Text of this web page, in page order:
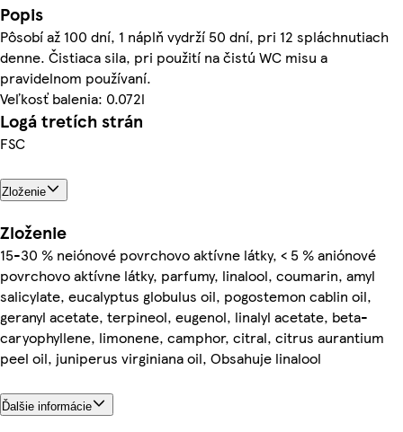
Popis
Pôsobí až 100 dní, 1 náplň vydrží 50 dní, pri 12 spláchnutiach
denne. Čistiaca sila, pri použití na čistú WC misu a
pravidelnom používaní.
Veľkosť balenia: 0.072l
Logá tretích strán
FSC
Zloženie
Zloženie
15-30 % neiónové povrchovo aktívne látky, < 5 % aniónové
povrchovo aktívne látky, parfumy, linalool, coumarin, amyl
salicylate, eucalyptus globulus oil, pogostemon cablin oil,
geranyl acetate, terpineol, eugenol, linalyl acetate, beta-
caryophyllene, limonene, camphor, citral, citrus aurantium
peel oil, juniperus virginiana oil, Obsahuje linalool
Ďalšie informácie